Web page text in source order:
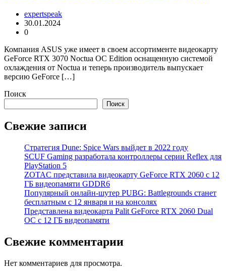
expertspeak
30.01.2024
0
Компания ASUS уже имеет в своем ассортименте видеокарту
GeForce RTX 3070 Noctua OC Edition оснащенную системой
охлаждения от Noctua и теперь производитель выпускает
версию GeForce […]
Поиск
Поиск
Свежие записи
Стратегия Dune: Spice Wars выйдет в 2022 году
SCUF Gaming разработала контроллеры серии Reflex для
PlayStation 5
ZOTAC представила видеокарту GeForce RTX 2060 с 12
ГБ видеопамяти GDDR6
Популярный онлайн-шутер PUBG: Battlegrounds станет
бесплатным с 12 января и на консолях
Представлена видеокарта Palit GeForce RTX 2060 Dual
OC с 12 ГБ видеопамяти
Свежие комментарии
Нет комментариев для просмотра.